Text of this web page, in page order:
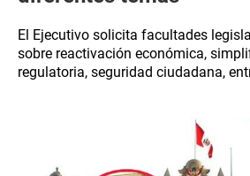
El Ejecutivo solicita facultades
sobre reactivación económica,
regulatoria, seguridad ciudadana,